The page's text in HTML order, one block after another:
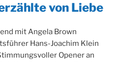
von Liebe
mit Angela Brown
Hans-Joachim Klein
Opener an